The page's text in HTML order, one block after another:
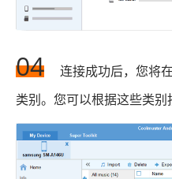
04
连接成功后，您将
类别。您可以根据这些类别